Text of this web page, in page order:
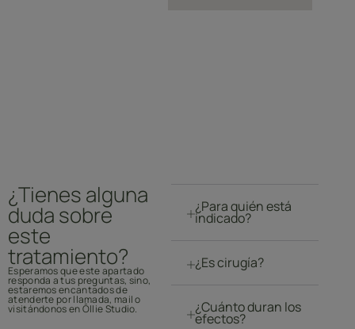
¿Tienes alguna
duda sobre
este
tratamiento?
Esperamos que este apartado
responda a tus preguntas, sino,
estaremos encantados de
atenderte por llamada, mail o
visitándonos en Ōllie Studio.
¿Para quién está
indicado?
¿Es cirugía?
¿Cuánto duran los
efectos?